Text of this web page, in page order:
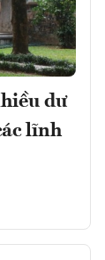
dư
lĩnh